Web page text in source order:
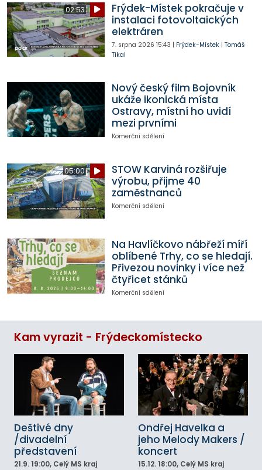
02:53
Frýdek-Místek pokračuje v
instalaci fotovoltaických
elektráren
7. srpna 2026 15:43 | Frýdek-Místek| Tomáš
Tikal
Nový český film Bojovník
ukáže ikonická místa
Ostravy, místní ho uvidí
mezi prvními
Komerční sdělení
05:00
STOW Karviná rozšiřuje
výrobu, přijme 40
zaměstnanců
Komerční sdělení
Na Havlíčkovo nábřeží míří
oblíbené Trhy, co se hledají.
Přivezou novinky i více než
čtyřicet stánků
Komerční sdělení
Kam vyrazit - Frýdeckomístecko
Deštivé dny
/divadelní
představení
21.9. 19:00, Celý MS kraj
Ondřej Havelka a
jeho Melody Makers /
koncert
15.12. 18:00, Celý MS kraj